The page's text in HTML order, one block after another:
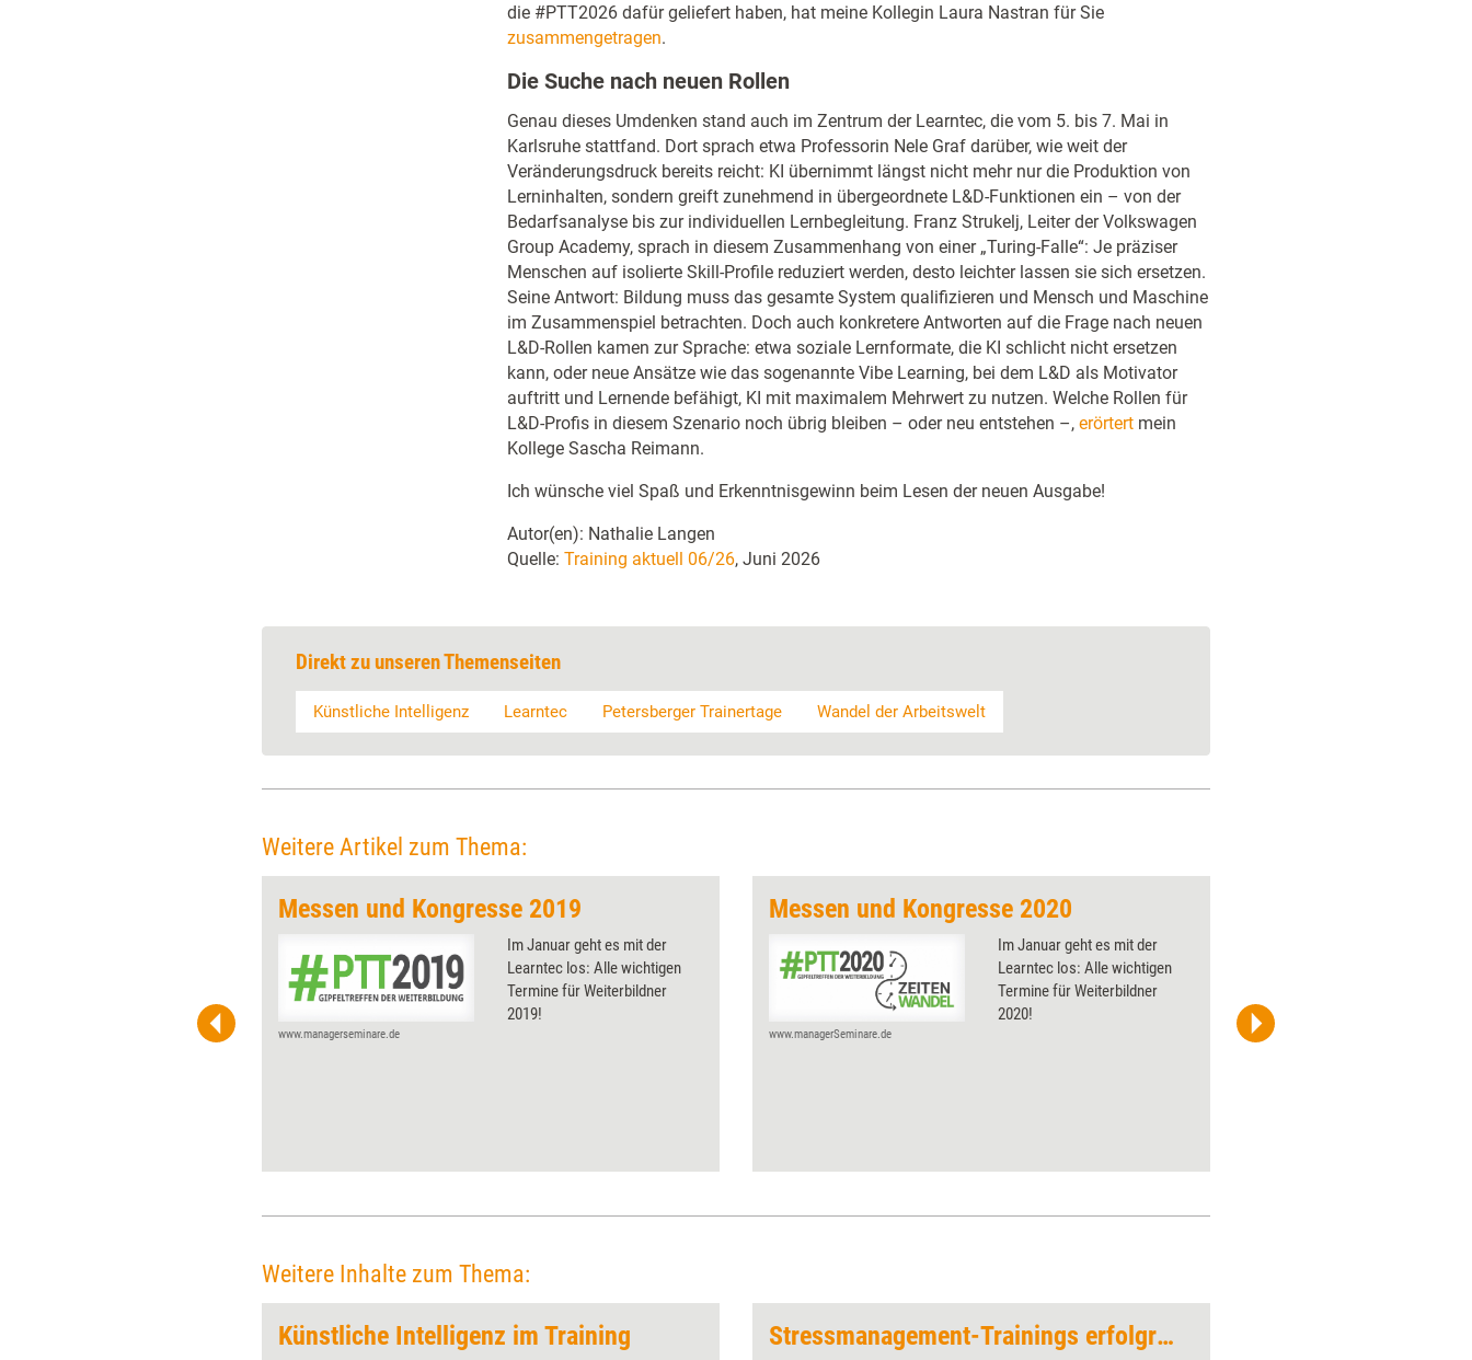
die #PTT2026 dafür geliefert haben, hat meine Kollegin Laura Nastran für Sie
zusammengetragen.
Die Suche nach neuen Rollen
Genau dieses Umdenken stand auch im Zentrum der Learntec, die vom 5. bis 7. Mai in
Karlsruhe stattfand. Dort sprach etwa Professorin Nele Graf darüber, wie weit der
Veränderungsdruck bereits reicht: KI übernimmt längst nicht mehr nur die Produktion von
Lerninhalten, sondern greift zunehmend in übergeordnete L&D-Funktionen ein – von der
Bedarfsanalyse bis zur individuellen Lernbegleitung. Franz Strukelj, Leiter der Volkswagen
Group Academy, sprach in diesem Zusammenhang von einer „Turing-Falle“: Je präziser
Menschen auf isolierte Skill-Profile reduziert werden, desto leichter lassen sie sich ersetzen.
Seine Antwort: Bildung muss das gesamte System qualifizieren und Mensch und Maschine
im Zusammenspiel betrachten. Doch auch konkretere Antworten auf die Frage nach neuen
L&D-Rollen kamen zur Sprache: etwa soziale Lernformate, die KI schlicht nicht ersetzen
kann, oder neue Ansätze wie das sogenannte Vibe Learning, bei dem L&D als Motivator
auftritt und Lernende befähigt, KI mit maximalem Mehrwert zu nutzen. Welche Rollen für
L&D-Profis in diesem Szenario noch übrig bleiben – oder neu entstehen –, erörtert mein
Kollege Sascha Reimann.
Ich wünsche viel Spaß und Erkenntnisgewinn beim Lesen der neuen Ausgabe!
Autor(en): Nathalie Langen
Quelle: Training aktuell 06/26, Juni 2026
Direkt zu unseren Themenseiten
Künstliche Intelligenz Learntec Petersberger Trainertage Wandel der Arbeitswelt
Weitere Artikel zum Thema:
Messen und Kongresse 2019
www.managerseminare.de
Im Januar geht es mit der
Learntec los: Alle wichtigen
Termine für Weiterbildner
2019!
Messen und Kongresse 2020
www.managerSeminare.de
Im Januar geht es mit der
Learntec los: Alle wichtigen
Termine für Weiterbildner
2020!
managerSeminare
Weitere Inhalte zum Thema:
Künstliche Intelligenz im Training Stressmanagement-Trainings erfolgreich leiten